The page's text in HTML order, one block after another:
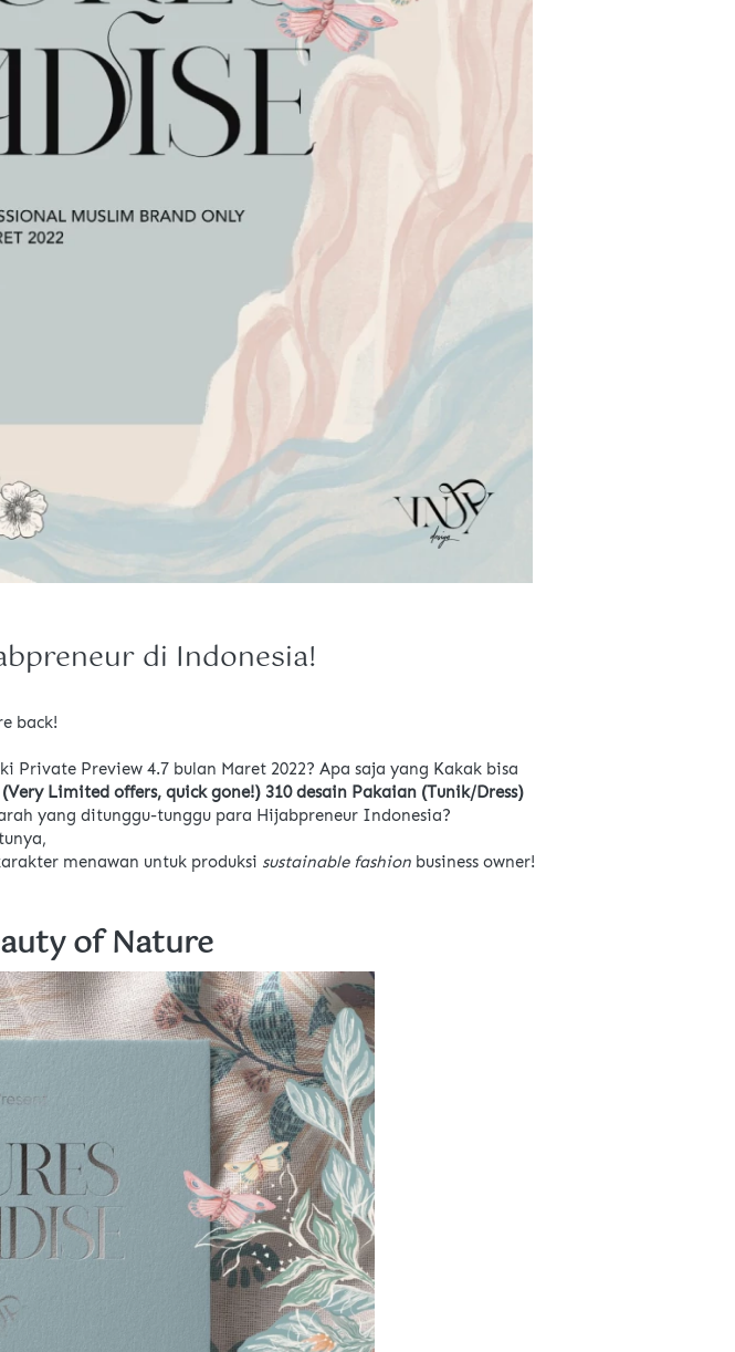
di Indonesia!
back!
Private Preview 4.7 bulan Maret 2022? Apa saja yang Kakak bisa
Limited offers, quick gone!) 310 desain Pakaian (Tunik/Dress)
yang ditunggu-tunggu para Hijabpreneur Indonesia?
menawan untuk produksi sustainable fashion business owner!
of Nature